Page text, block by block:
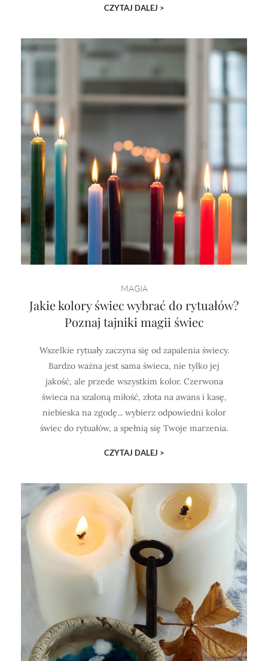
CZYTAJ DALEJ >
MAGIA
Jakie kolory świec wybrać do rytuałów?
Poznaj tajniki magii świec
Wszelkie rytuały zaczyna się od zapalenia świecy.
Bardzo ważna jest sama świeca, nie tylko jej
jakość, ale przede wszystkim kolor. Czerwona
świeca na szaloną miłość, złota na awans i kasę,
niebieska na zgodę... wybierz odpowiedni kolor
świec do rytuałów, a spełnią się Twoje marzenia.
CZYTAJ DALEJ >